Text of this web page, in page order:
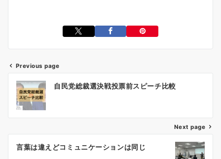
ビ
Previous page
自民党総裁選決戦投票前スピーチ比較
Next page
言葉は違えどコミュニケーションは同じ